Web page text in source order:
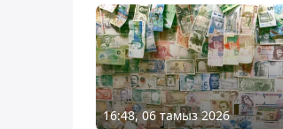
16:48, 06 тамыз 2026